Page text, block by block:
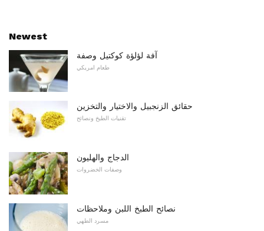
Newest
آفة لؤلؤة كوكتيل وصفة
طعام امريكي
حقائق الزنجبيل والاختيار والتخزين
تقنيات الطبخ ونصائح
الدجاج والهليون
وصفات الخضروات
نصائح الطبخ اللبن وملاحظات
مسرد الطهي